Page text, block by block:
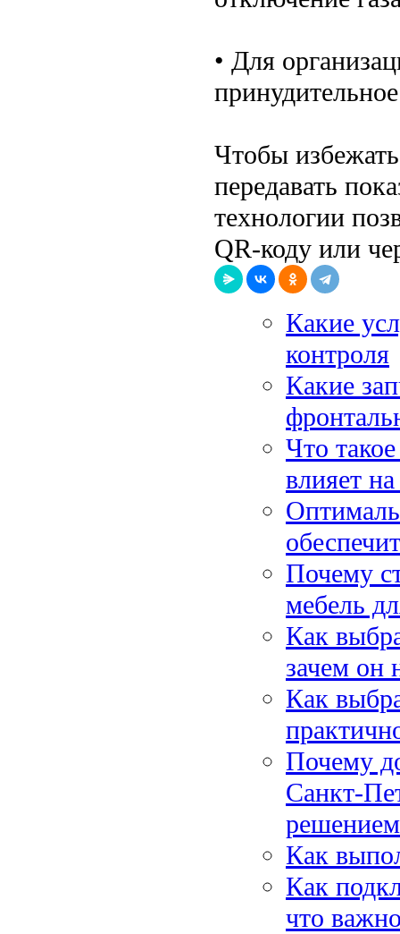
• Для
Чтобы
передавать
технологии
QR-коду или
Какие
контроля
Какие
Что
влияет
Почему
мебель
Как
зачем он
Как
Почему
Санкт-
Как
Как
что